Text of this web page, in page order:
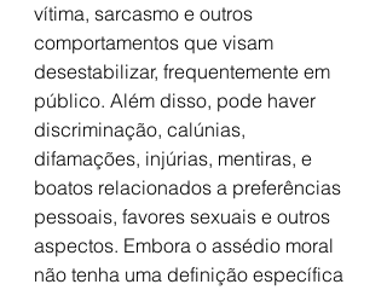
vítima, sarcasmo e outros
comportamentos que visam
desestabilizar, frequentemente em
público. Além disso, pode haver
discriminação, calúnias,
difamações, injúrias, mentiras, e
boatos relacionados a preferências
pessoais, favores sexuais e outros
aspectos. Embora o assédio moral
não tenha uma definição específica